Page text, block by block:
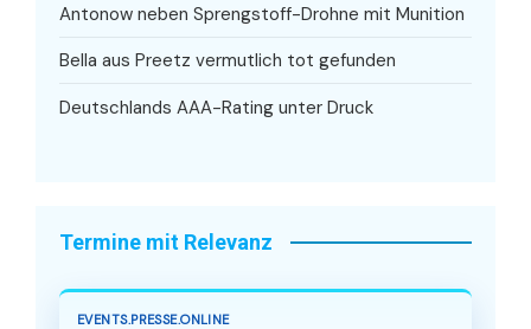
Antonow neben Sprengstoff-Drohne mit Munition
Bella aus Preetz vermutlich tot gefunden
Deutschlands AAA-Rating unter Druck
Termine mit Relevanz
EVENTS.PRESSE.ONLINE